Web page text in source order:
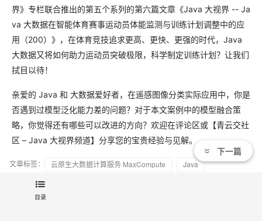
界》专栏联合推出的第五个系列的第六篇文章《Java 大视界 -- Ja
va 大数据在智能体育赛事运动员体能监测与训练计划调整中的应
用（200）》，在体育竞技追求更高、更快、更强的时代，Java
大数据又将如何助力运动员突破极限，科学制定训练计划？让我们
拭目以待！
亲爱的 Java 和 大数据爱好者，在遥感图像分类实际应用中，你是
否遇到过模型泛化能力差的问题？对于本文案例中的模型融合策
略，你觉得还有哪些可以改进的方向？欢迎在评论区或【青云交社
区 – Java 大视界频道】分享您的宝贵经验与见解。
文章标签： 云原生大数据计算服务 MaxCompute
Java
目录
下一篇